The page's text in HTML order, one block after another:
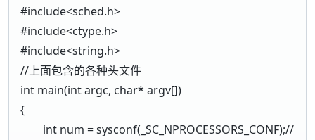
#include<sched.h>
#include<ctype.h>
#include<string.h>
//上面包含的各种头文件
int main(int argc, char* argv[])
{
int num = sysconf(_SC_NPROCESSORS_CONF);//